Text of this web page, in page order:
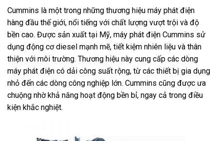
Cummins là một trong những thương hiệu máy phát điện
hàng đầu thế giới, nổi tiếng với chất lượng vượt trội và độ
bền cao. Được sản xuất tại Mỹ, máy phát điện Cummins sử
dụng động cơ diesel mạnh mẽ, tiết kiệm nhiên liệu và thân
thiện với môi trường. Thương hiệu này cung cấp các dòng
máy phát điện có dải công suất rộng, từ các thiết bị gia dụng
nhỏ đến các dòng công nghiệp lớn. Cummins cũng được ưa
chuộng nhờ khả năng hoạt động bền bỉ, ngay cả trong điều
kiện khắc nghiệt.